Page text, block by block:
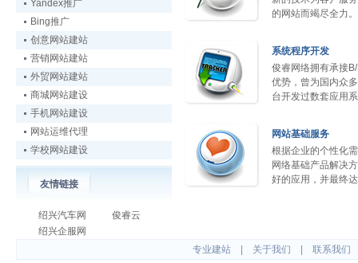
Yandex推广
Bing推广
创意网站建站
营销网站建站
外贸网站建站
商城网站建设
手机网站建设
网站运维代理
学校网站建设
友情链接
绍兴汽车网
俊睿云
绍兴企服网
的网站而竭尽全力。
系统程序开发
俊睿网络拥有承接
优势，曾为国内众
台开发过数套应用
网站基础服务
根据企业的个性化
网络基础产品解决
好的应用，并最终
专业建站 关于我们 联系我们